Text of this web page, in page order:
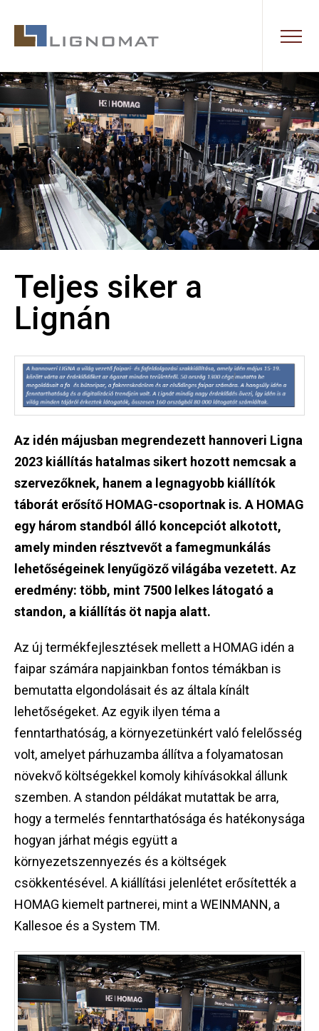
Teljes siker a
Lignán
Az idén májusban megrendezett hannoveri Ligna
2023 kiállítás hatalmas sikert hozott nemcsak a
szervezőknek, hanem a legnagyobb kiállítók
táborát erősítő HOMAG-csoportnak is. A HOMAG
egy három standból álló koncepciót alkotott,
amely minden résztvevőt a famegmunkálás
lehetőségeinek lenyűgöző világába vezetett. Az
eredmény: több, mint 7500 lelkes látogató a
standon, a kiállítás öt napja alatt.
Az új termékfejlesztések mellett a HOMAG idén a
faipar számára napjainkban fontos témákban is
bemutatta elgondolásait és az általa kínált
lehetőségeket. Az egyik ilyen téma a
fenntarthatóság, a környezetünkért való felelősség
volt, amelyet párhuzamba állítva a folyamatosan
növekvő költségekkel komoly kihívásokkal állunk
szemben. A standon példákat mutattak be arra,
hogy a termelés fenntarthatósága és hatékonysága
hogyan járhat mégis együtt a
környezetszennyezés és a költségek
csökkentésével. A kiállítási jelenlétet erősítették a
HOMAG kiemelt partnerei, mint a WEINMANN, a
Kallesoe és a System TM.